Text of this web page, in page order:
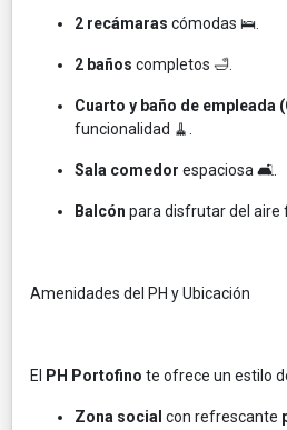
2 recámaras cómodas 🛌.
2 baños completos 🛁.
Cuarto y baño de empleada
funcionalidad 🧹.
Sala comedor espaciosa 🛋️.
Balcón para disfrutar del aire
Amenidades del PH y Ubicación
El PH Portofino te ofrece un estilo
Zona social con refrescante